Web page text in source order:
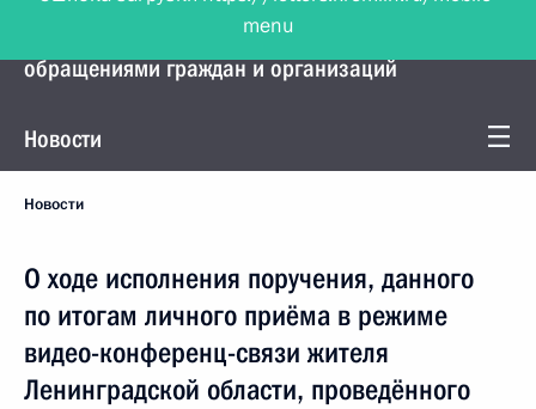
Управление Президента по работе с
обращениями граждан и организаций
Новости
Новости
О ходе исполнения поручения, данного
по итогам личного приёма в режиме
видео-конференц-связи жителя
Ленинградской области, проведённого
menu